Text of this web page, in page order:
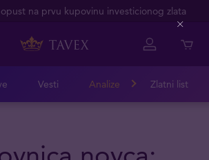
na prvu kupovinu investicionog zlata
Vesti Analize Zlatni list
Close